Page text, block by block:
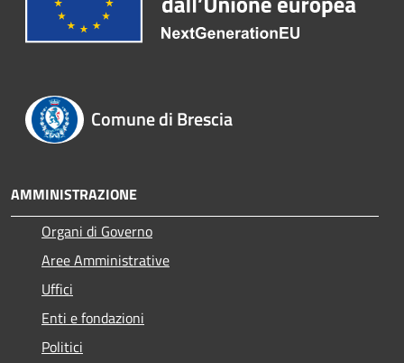
Comune di Brescia
AMMINISTRAZIONE
Organi di Governo
Aree Amministrative
Uffici
Enti e fondazioni
Politici